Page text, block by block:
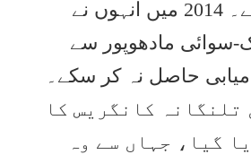
رکن منتخب ہوئے۔ 2014 میں انہوں نے
سوائی مادھوپور سے
حاصل نہ کر سکے۔
تلنگانہ کانگریس کا
گیا، جہاں سے وہ